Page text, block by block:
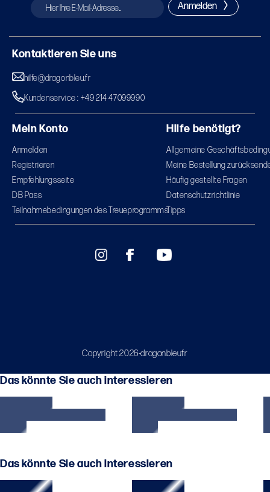
Anmelden
Kontaktieren Sie uns
hilfe@dragonbleu.fr
Kundenservice : +49 214 47099990
Mein Konto
Anmelden
Registrieren
Empfehlungsseite
DB Pass
Teilnahmebedingungen des Treueprogramms
Hilfe benötigt?
Allgemeine
Meine Bestellung
Häufig gestellte Fragen
Datenschutzrichtlinie
Tipps
Copyright 2026-dragonbleufr
Das könnte Sie auch interessieren
Das könnte Sie auch interessieren